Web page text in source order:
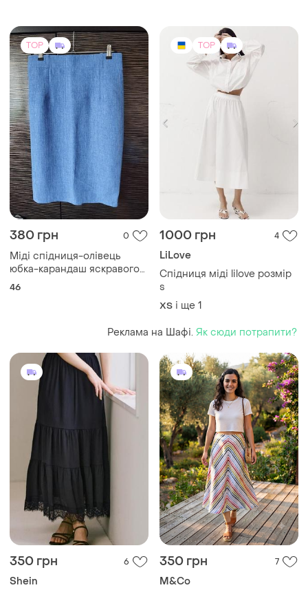
TOP
380 грн 0
Міді спідниця-олівець
юбка-карандаш яскравого
синього меланжевого
46
TOP
1000 грн 4
LiLove
Спідниця міді lilove розмір
s
ХS і ще 1
Реклама на Шафі. Як сюди потрапити?
350 грн 6
Shein
350 грн 7
M&Co